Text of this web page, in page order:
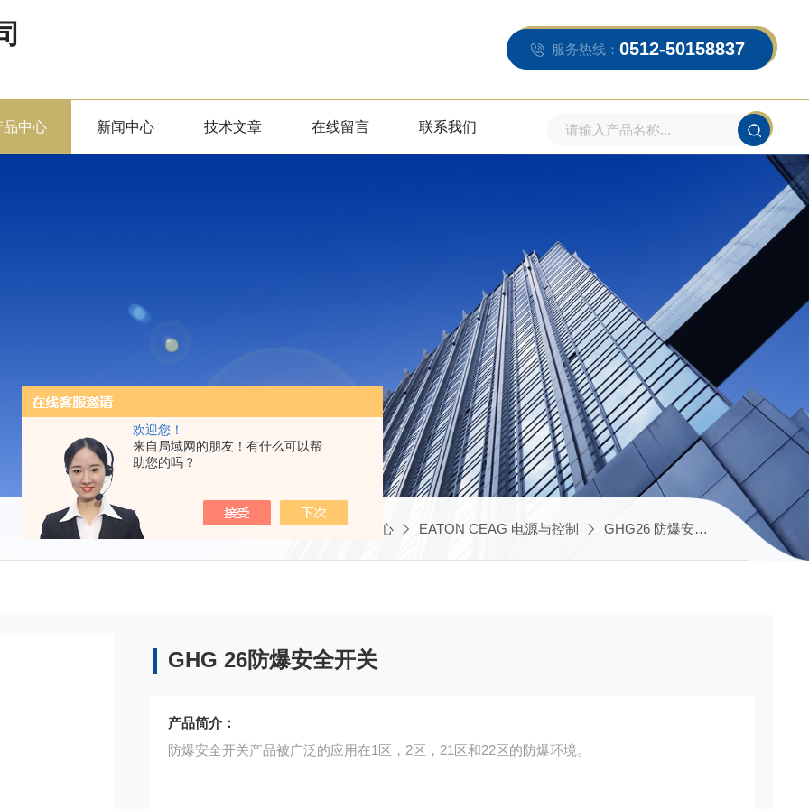
欢迎您！
来自局域网的朋友！有什么可以帮
助您的吗？
服务热线： 0512-50158837
品中心 新闻中心 技术文章 在线留言 联系我们
当前位置：首页 产品中心 EATON CEAG 电源与控制 GHG26 防爆安全开关
GHG 26防爆安全开关
产品简介：
防爆安全开关产品被广泛的应用在1区，2区，21区和22区的防爆环境。